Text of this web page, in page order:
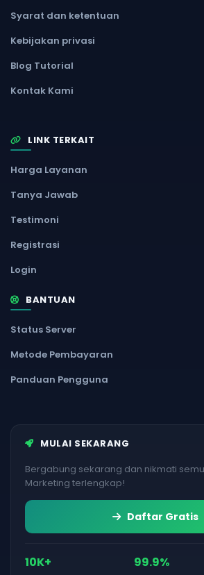
Syarat dan ketentuan
Kebijakan privasi
Blog Tutorial
Kontak Kami
LINK TERKAIT
Harga Layanan
Tanya Jawab
Testimoni
Registrasi
Login
BANTUAN
Status Server
Metode Pembayaran
Panduan Pengguna
MULAI SEKARANG
Bergabung sekarang dan nikmati
Marketing terlengkap!
Daftar Gratis
10K+ 99.9%